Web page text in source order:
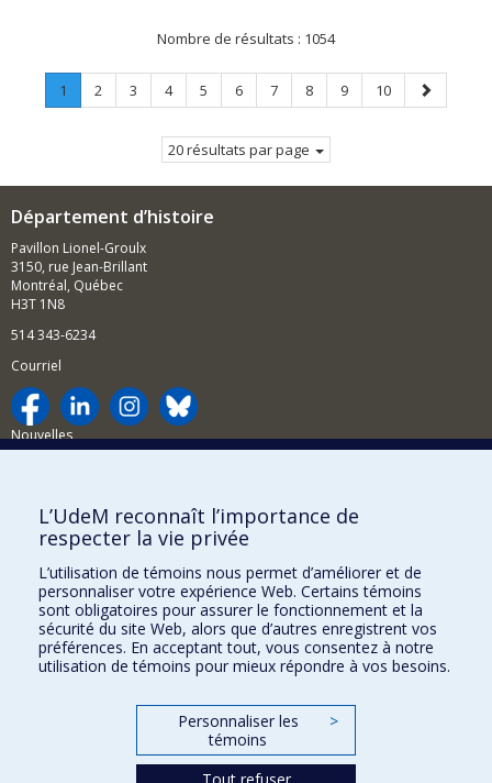
Nombre de résultats : 1054
Page
1
Page
Page
2 Page
3 Page
4 Page
5 Page
6 Page
7 Page
8 Page
9 Page
10
Page
suivante
20 résultats par page
Département d’histoire
Pavillon Lionel-Groulx
3150, rue Jean-Brillant
Montréal, Québec
H3T 1N8
514 343-6234
Courriel
Nouvelles
Comment soutenir le Département?
BESOIN D'AIDE?
Plan du site
Signaler une erreur
Accessibilité
FACULTÉ DES ARTS ET DES SCIENCES
Nos départements et écoles
L’UdeM reconnaît l’importance de
respecter la vie privée
L’utilisation de témoins nous permet d’améliorer et de
personnaliser votre expérience Web. Certains témoins
sont obligatoires pour assurer le fonctionnement et la
sécurité du site Web, alors que d’autres enregistrent vos
préférences. En acceptant tout, vous consentez à notre
utilisation de témoins pour mieux répondre à vos besoins.
Personnaliser les
témoins
>
Tout refuser